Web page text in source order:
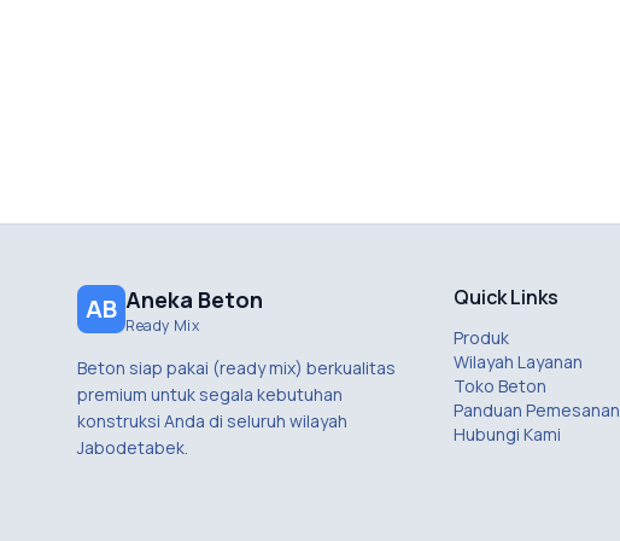
AB Aneka Beton
Ready Mix
Beton siap pakai (ready mix) berkualitas
premium untuk segala kebutuhan
konstruksi Anda di seluruh wilayah
Jabodetabek.
Quick Links
Produk
Wilayah Layanan
Toko Beton
Panduan Pemesanan
Hubungi Kami